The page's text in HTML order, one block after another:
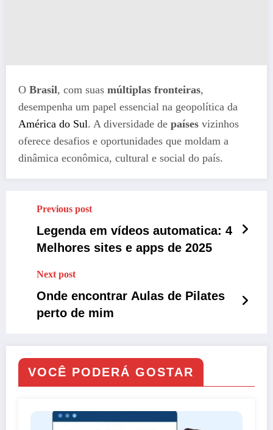
O Brasil, com suas múltiplas fronteiras,
desempenha um papel essencial na geopolítica da
América do Sul. A diversidade de países vizinhos
oferece desafios e oportunidades que moldam a
dinâmica econômica, cultural e social do país.
Previous post
Legenda em vídeos automatica: 4
Melhores sites e apps de 2025
Next post
Onde encontrar Aulas de Pilates
perto de mim
VOCÊ PODERÁ GOSTAR